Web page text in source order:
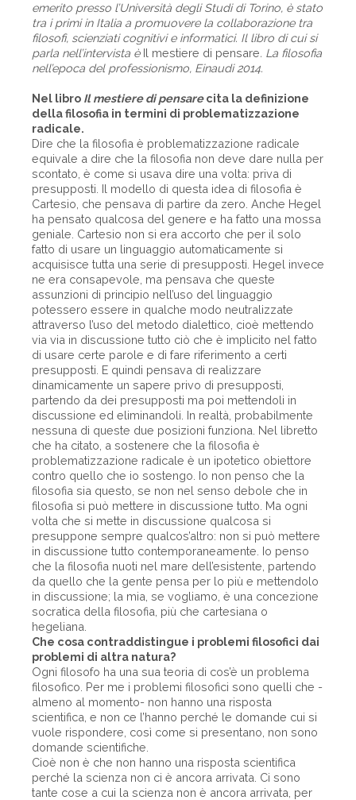
emerito presso l’Università degli Studi di Torino, è stato
tra i primi in Italia a promuovere la collaborazione tra
filosofi, scienziati cognitivi e informatici. Il libro di cui si
parla nell’intervista è Il mestiere di pensare. La filosofia
nell’epoca del professionismo, Einaudi 2014.
Nel libro Il mestiere di pensarecita la definizione
della filosofia in termini di problematizzazione
radicale.
Dire che la filosofia è problematizzazione radicale
equivale a dire che la filosofia non deve dare nulla per
scontato, è come si usava dire una volta: priva di
presupposti. Il modello di questa idea di filosofia è
Cartesio, che pensava di partire da zero. Anche Hegel
ha pensato qualcosa del genere e ha fatto una mossa
geniale. Cartesio non si era accorto che per il solo
fatto di usare un linguaggio automaticamente si
acquisisce tutta una serie di presupposti. Hegel invece
ne era consapevole, ma pensava che queste
assunzioni di principio nell’uso del linguaggio
potessero essere in qualche modo neutralizzate
attraverso l’uso del metodo dialettico, cioè mettendo
via via in discussione tutto ciò che è implicito nel fatto
di usare certe parole e di fare riferimento a certi
presupposti. E quindi pensava di realizzare
dinamicamente un sapere privo di presupposti,
partendo da dei presupposti ma poi mettendoli in
discussione ed eliminandoli. In realtà, probabilmente
nessuna di queste due posizioni funziona. Nel libretto
che ha citato, a sostenere che la filosofia è
problematizzazione radicale è un ipotetico obiettore
contro quello che io sostengo. Io non penso che la
filosofia sia questo, se non nel senso debole che in
filosofia si può mettere in discussione tutto. Ma ogni
volta che si mette in discussione qualcosa si
presuppone sempre qualcos’altro: non si può mettere
in discussione tutto contemporaneamente. Io penso
che la filosofia nuoti nel mare dell’esistente, partendo
da quello che la gente pensa per lo più e mettendolo
in discussione; la mia, se vogliamo, è una concezione
socratica della filosofia, più che cartesiana o
hegeliana.
Che cosa contraddistingue i problemi filosofici dai
problemi di altra natura?
Ogni filosofo ha una sua teoria di cos’è un problema
filosofico. Per me i problemi filosofici sono quelli che -
almeno al momento- non hanno una risposta
scientifica, e non ce l’hanno perché le domande cui si
vuole rispondere, così come si presentano, non sono
domande scientifiche.
Cioè non è che non hanno una risposta scientifica
perché la scienza non ci è ancora arrivata. Ci sono
tante cose a cui la scienza non è ancora arrivata, per